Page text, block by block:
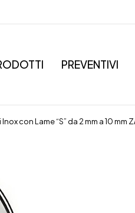
PREVENTIVI
con Lame “S” da 2 mm a 10 mm